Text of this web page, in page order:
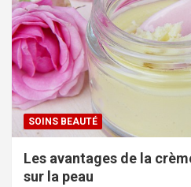
SOINS BEAUTÉ
Les avantages de la
sur la peau